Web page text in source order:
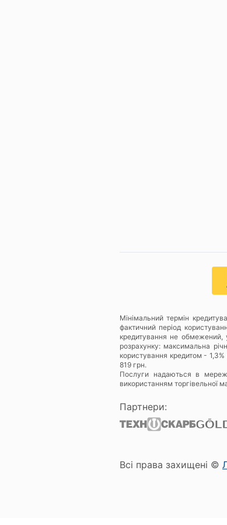
Мінімальний термін
фактичний період
кредитування не обмежений,
розрахунку: максимальна
користування кредитом -
819 грн.
Послуги надаються в
використанням торгівельної
Партнери:
Всі права захищені ©